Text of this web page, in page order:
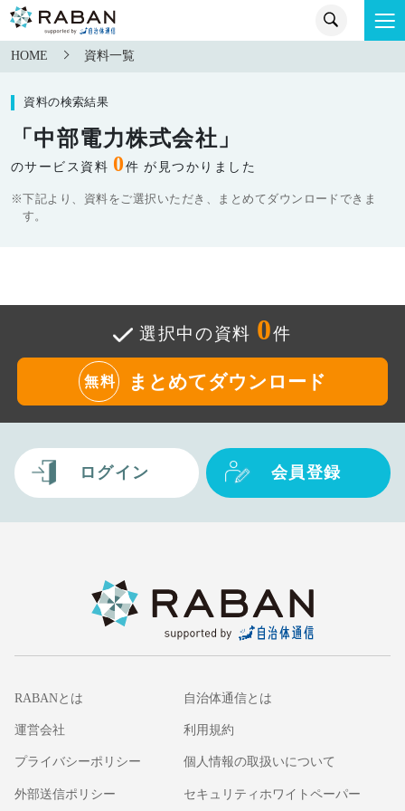
HOME 資料一覧
資料の検索結果
「中部電力株式会社」
のサービス資料 0件 が見つかりました
※下記より、資料をご選択いただき、まとめてダウンロードできま
す。
選択中の資料 0件
無料 まとめてダウンロード
ログイン 会員登録
RABANとは 自治体通信とは
運営会社 利用規約
プライバシーポリシー 個人情報の取扱いについて
外部送信ポリシー セキュリティホワイトペーパー